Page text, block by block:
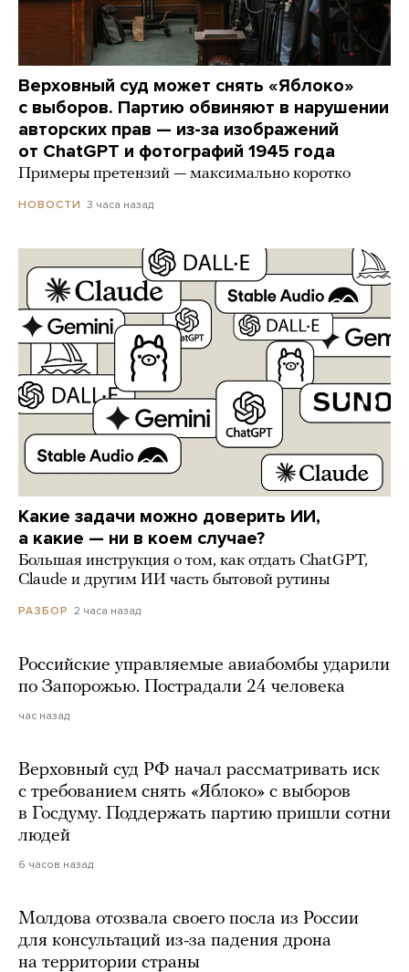
Верховный суд может снять «Яблоко»
с выборов. Партию обвиняют в нарушении
авторских прав — из-за изображений
от ChatGPT и фотографий 1945 года
Примеры претензий — максимально коротко
НОВОСТИ 3 часа назад
Какие задачи можно доверить ИИ,
а какие — ни в коем случае?
Большая инструкция о том, как отдать ChatGPT,
Claude и другим ИИ часть бытовой рутины
РАЗБОР 2 часа назад
Российские управляемые авиабомбы ударили
по Запорожью. Пострадали 24 человека
час назад
Верховный суд РФ начал рассматривать иск
с требованием снять «Яблоко» с выборов
в Госдуму. Поддержать партию пришли сотни
людей
6 часов назад
Молдова отозвала своего посла из России
для консультаций из-за падения дрона
на территории страны